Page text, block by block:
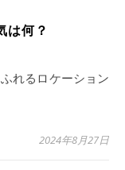
は何？
2024年8月27日